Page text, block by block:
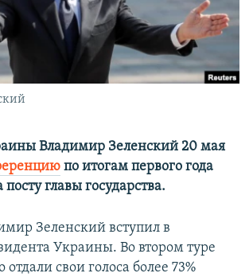
КРЫМА
Владимир Зеленский 20 мая
по итогам первого года
главы государства.
Зеленский вступил в
Украины. Во втором туре
отдали свои голоса более 73%